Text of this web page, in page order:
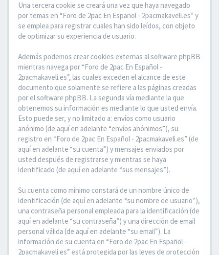
Una tercera cookie se creará una vez que haya navegado
por temas en “Foro de 2pac En Español - 2pacmakaveli.es” y
se emplea para registrar cuales han sido leídos, con objeto
de optimizar su experiencia de usuario.
Además podemos crear cookies externas al software phpBB
mientras navega por “Foro de 2pac En Español -
2pacmakaveli.es”, las cuales exceden el alcance de este
documento que solamente se refiere a las páginas creadas
por el software phpBB. La segunda vía mediante la que
obtenemos su información es mediante lo que usted envía.
Esto puede ser, y no limitado a: envíos como usuario
anónimo (de aquí en adelante “envíos anónimos”), su
registro en “Foro de 2pac En Español - 2pacmakaveli.es” (de
aquí en adelante “su cuenta”) y mensajes enviados por
usted después de registrarse y mientras se haya
identificado (de aquí en adelante “sus mensajes”).
Su cuenta como mínimo constará de un nombre único de
identificación (de aquí en adelante “su nombre de usuario”),
una contraseña personal empleada para la identificación (de
aquí en adelante “su contraseña”) y una dirección de email
personal válida (de aquí en adelante “su email”). La
información de su cuenta en “Foro de 2pac En Español -
2pacmakaveli.es” está protegida por las leyes de protección